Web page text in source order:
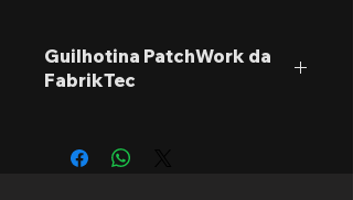
Guilhotina PatchWork da
FabrikTec
PatchWork da FabrikTec, uma
máquina especializada em cortes